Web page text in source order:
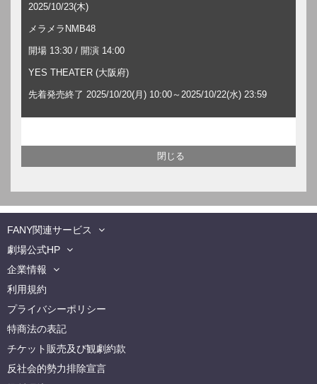
2025/10/23(木)
メラメラNMB48
開場 13:30 / 開演 14:00
YES THEATER (大阪府)
先着発売終了 2025/10/20(月) 10:00～2025/10/22(水) 23:59
FANY関連サービス
劇場公式HP
企業情報
利用規約
プライバシーポリシー
特商法の表記
チケット販売及び観劇約款
反社会的勢力排除宣言